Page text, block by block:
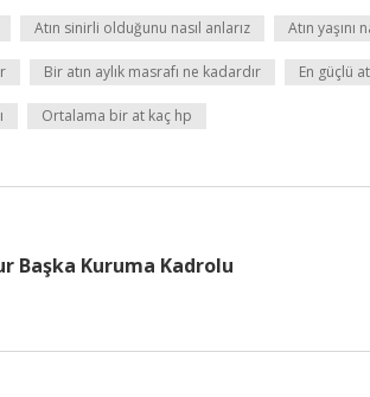
Atın sinirli olduğunu nasıl anlarız Atın yaşını
Bir atın aylık masrafı ne kadardır En güçlü
Ortalama bir at kaç hp
Başka Kuruma Kadrolu